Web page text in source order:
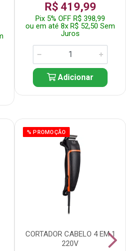
R$ 419,99
Pix 5% OFF R$ 398,99
ou em até 8x R$ 52,50 Sem
Juros
Adicionar
% PROMOÇÃO
CORTADOR CABELO 4 EM 1
220V